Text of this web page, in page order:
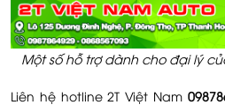
Một số hỗ trợ dành cho đại lý
Liên hệ hotline 2T Việt Nam